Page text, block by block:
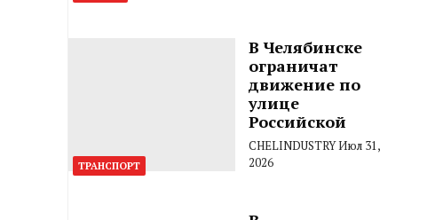
ТРАНСПОРТ
В Челябинске
ограничат
движение по
улице
Российской
CHELINDUSTRYИюл 31,
2026